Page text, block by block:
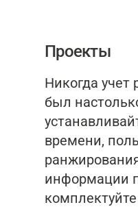
Проекты
Никогда учет
был
времени,
информации